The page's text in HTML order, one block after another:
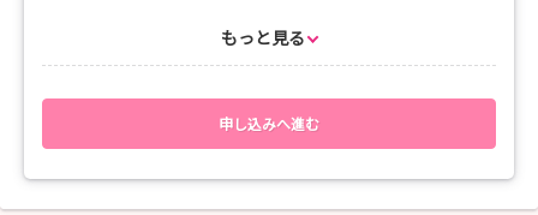
採用面接は、おひとりずつ個別に実施いたします。
もっと見る
申し込みへ進む